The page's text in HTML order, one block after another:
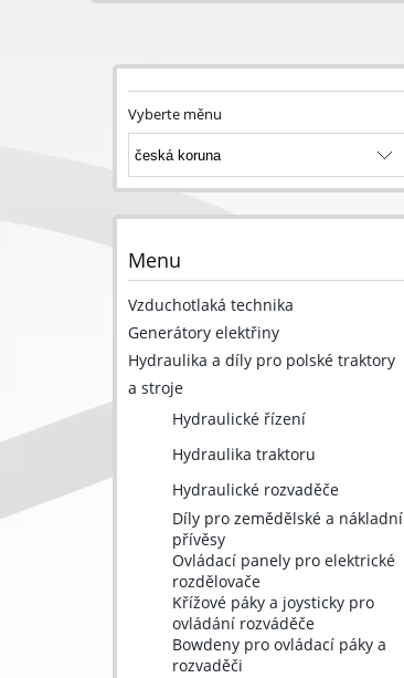
Vyberte měnu
Menu
Vzduchotlaká technika
Generátory elektřiny
Hydraulika a díly pro polské traktory
a stroje
Hydraulické řízení
Hydraulika traktoru
Hydraulické rozvaděče
Díly pro zemědělské a nákladní
přívěsy
Ovládací panely pro elektrické
rozdělovače
Křížové páky a joysticky pro
ovládání rozváděče
Bowdeny pro ovládací páky a
rozvaděči